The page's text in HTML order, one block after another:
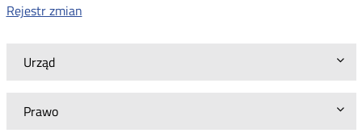
Urząd
Prawo
Rejestr zmian